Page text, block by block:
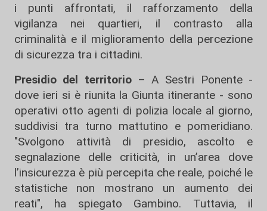
i punti affrontati, il rafforzamento della
vigilanza nei quartieri, il contrasto alla
criminalità e il miglioramento della percezione
di sicurezza tra i cittadini.
Presidio del territorio– A Sestri Ponente -
dove ieri si è riunita la Giunta itinerante - sono
operativi otto agenti di polizia locale al giorno,
suddivisi tra turno mattutino e pomeridiano.
"Svolgono attività di presidio, ascolto e
segnalazione delle criticità, in un’area dove
l’insicurezza è più percepita che reale, poiché le
statistiche non mostrano un aumento dei
reati", ha spiegato Gambino. Tuttavia, il